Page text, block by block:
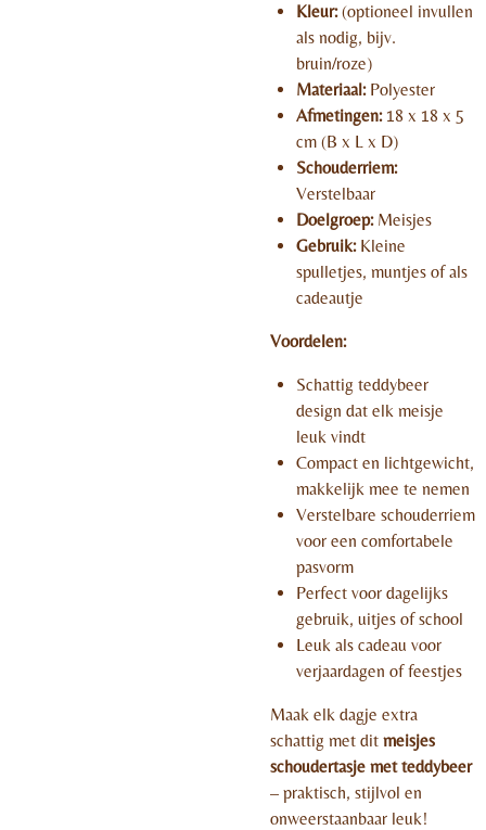
Kleur:(optioneel invullen
als nodig, bijv.
bruin/roze)
Materiaal:Polyester
Afmetingen:18 x 18 x 5
cm (B x L x D)
Schouderriem:
Verstelbaar
Doelgroep:Meisjes
Gebruik:Kleine
spulletjes, muntjes of als
cadeautje
Voordelen:
Schattig teddybeer
design dat elk meisje
leuk vindt
Compact en lichtgewicht,
makkelijk mee te nemen
Verstelbare schouderriem
voor een comfortabele
pasvorm
Perfect voor dagelijks
gebruik, uitjes of school
Leuk als cadeau voor
verjaardagen of feestjes
Maak elk dagje extra
schattig met dit meisjes
schoudertasje met teddybeer
– praktisch, stijlvol en
onweerstaanbaar leuk!